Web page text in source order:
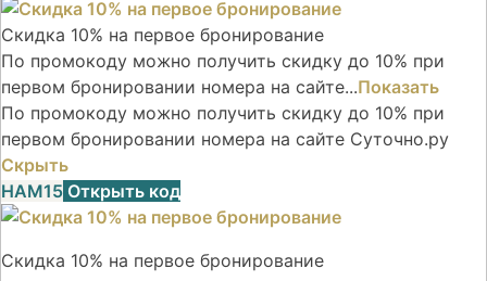
Скидка 10% на первое бронирование
По промокоду можно получить скидку до 10% при
первом бронировании номера на сайте...Показать
По промокоду можно получить скидку до 10% при
первом бронировании номера на сайте Суточно.ру
Скрыть
НАМ15 Открыть код
Скидка 10% на первое бронирование